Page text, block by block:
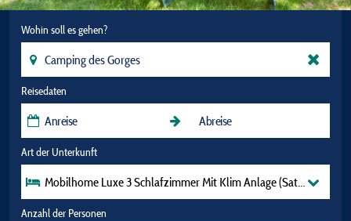
Wohin soll es gehen?
Reisedaten
Art der Unterkunft
Mobilhome Luxe 3 Schlafzimmer Mit Klim Anlage
Anzahl der Personen